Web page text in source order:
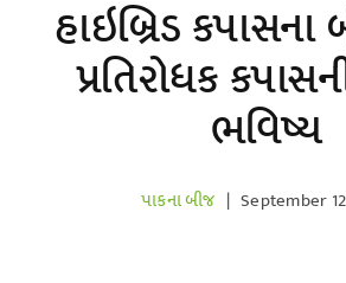
હાઇબ્રિડ કપાસના
પ્રતિરોધક
ભવિષ્ય
પાકના બીજ | September